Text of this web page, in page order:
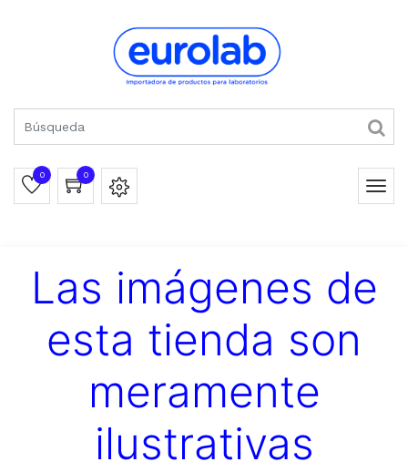
0 0
Las imágenes de
esta tienda son
meramente
ilustrativas